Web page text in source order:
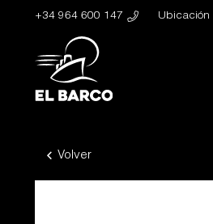
+34 964 600 147 Ubicación
Volver